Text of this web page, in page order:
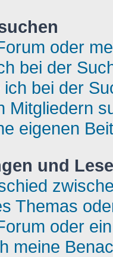
oder
bei der
bei der
Mitgliedern
eigenen
und
Themas
oder
meine